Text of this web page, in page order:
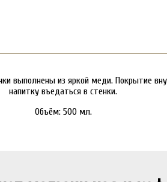
выполнены из яркой меди. Покрытие
напитку въедаться в стенки.
Объём: 500 мл.